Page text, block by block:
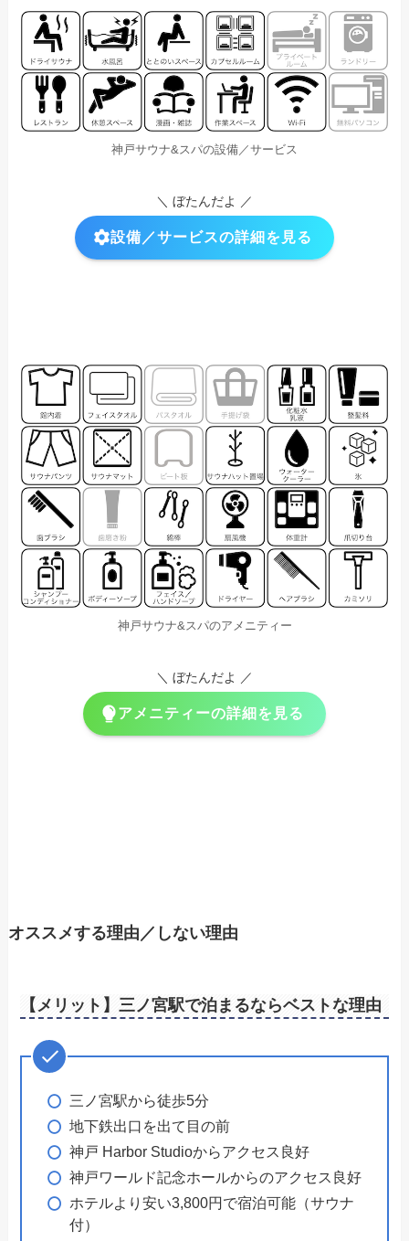
神戸サウナ&スパの設備／サービス
＼ ぼたんだよ ／
設備／サービスの詳細を見る
神戸サウナ&スパのアメニティー
＼ ぼたんだよ ／
アメニティーの詳細を見る
オススメする理由／しない理由
【メリット】三ノ宮駅で泊まるならベストな理由
三ノ宮駅から徒歩5分
地下鉄出口を出て目の前
神戸 Harbor Studioからアクセス良好
神戸ワールド記念ホールからのアクセス良好
ホテルより安い3,800円で宿泊可能（サウナ
付）